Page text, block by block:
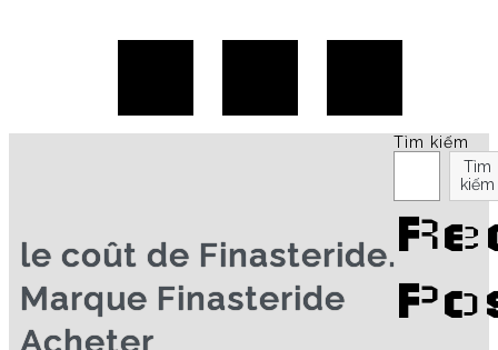
le coût de Finasteride.
Marque Finasteride
Acheter
Tìm kiếm
Tìm
kiếm